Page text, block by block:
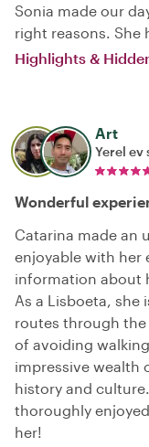
Sonia made our
right reasons. She
Highlights &
Art
Yerel ev
Wonderful
Catarina made an
enjoyable with her
information about
As a Lisboeta, she
routes through
of avoiding
impressive wealth
history and
thoroughly
her!